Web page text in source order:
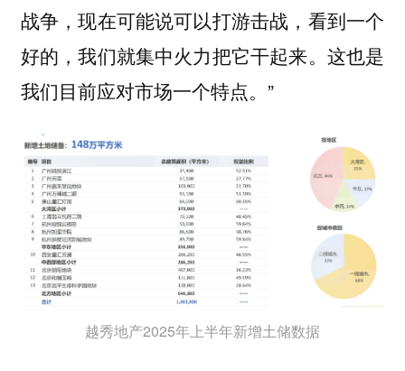
战争，现在可能说可以打游击战，看到一个
好的，我们就集中火力把它干起来。这也是
我们目前应对市场一个特点。”
越秀地产2025年上半年新增土储数据